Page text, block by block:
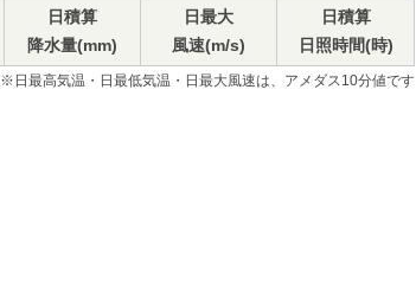
日積算
降水量(mm)
日最大
風速(m/s)
日積算
日照時間(時)
※日最高気温・日最低気温・日最大風速は、アメダス10分値です